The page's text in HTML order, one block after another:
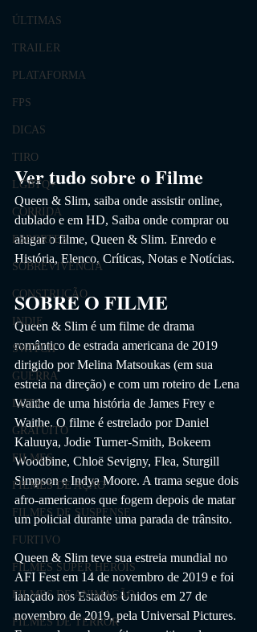
ÚLTIMAS
TRAILER
PLATAFORMA
FPS
DICAS
TIRO
LGBTQ+
CORRIDA
ESPORTES
SOBREVIVÊNCIA
CONSTRUÇÃO
INDIE
SWITCH
GUERRA
LUTA
GRATUITO
FILMES
FILMES DE AÇÃO
FILMES DE SUSPENSE
FURTIVO
FILMES SUPER HERÓIS
FILMES DE ANIMAÇÃO
FILMES DE TERROR
Ver tudo sobre o Filme
Queen & Slim, saiba onde assistir online,
dublado e em HD, Saiba onde comprar ou
alugar o filme, Queen & Slim. Enredo e
História, Elenco, Críticas, Notas e Notícias.
SOBRE O FILME
Queen & Slim é um filme de drama
romântico de estrada americana de 2019
dirigido por Melina Matsoukas (em sua
estreia na direção) e com um roteiro de Lena
Waithe de uma história de James Frey e
Waithe. O filme é estrelado por Daniel
Kaluuya, Jodie Turner-Smith, Bokeem
Woodbine, Chloë Sevigny, Flea, Sturgill
Simpson e Indya Moore. A trama segue dois
afro-americanos que fogem depois de matar
um policial durante uma parada de trânsito.
Queen & Slim teve sua estreia mundial no
AFI Fest em 14 de novembro de 2019 e foi
lançado nos Estados Unidos em 27 de
novembro de 2019, pela Universal Pictures.